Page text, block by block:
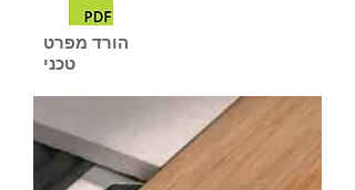
הורד מפרט
טכני